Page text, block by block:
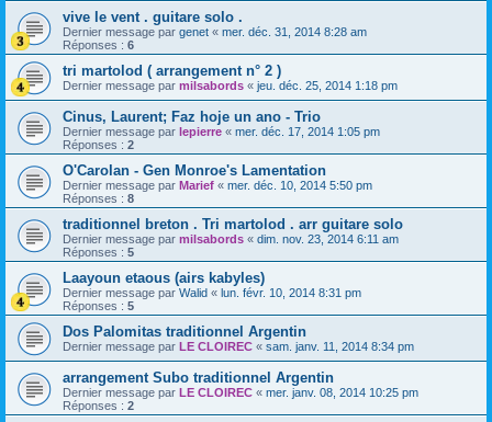
vive le vent . guitare solo .
Dernier message par genet « mer. déc. 31, 2014 8:28 am
Réponses : 6
tri martolod ( arrangement n° 2 )
Dernier message par milsabords « jeu. déc. 25, 2014 1:18 pm
Cinus, Laurent; Faz hoje un ano - Trio
Dernier message par lepierre « mer. déc. 17, 2014 1:05 pm
Réponses : 2
O'Carolan - Gen Monroe's Lamentation
Dernier message par Marief « mer. déc. 10, 2014 5:50 pm
Réponses : 8
traditionnel breton . Tri martolod . arr guitare solo
Dernier message par milsabords « dim. nov. 23, 2014 6:11 am
Réponses : 5
Laayoun etaous (airs kabyles)
Dernier message par Walid « lun. févr. 10, 2014 8:31 pm
Réponses : 5
Dos Palomitas traditionnel Argentin
Dernier message par LE CLOIREC « sam. janv. 11, 2014 8:34 pm
arrangement Subo traditionnel Argentin
Dernier message par LE CLOIREC « mer. janv. 08, 2014 10:25 pm
Réponses : 2